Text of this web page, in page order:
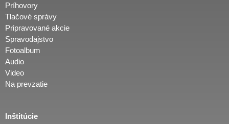
Príhovory
Tlačové správy
Pripravované akcie
Spravodajstvo
Fotoalbum
Audio
Video
Na prevzatie
Inštitúcie